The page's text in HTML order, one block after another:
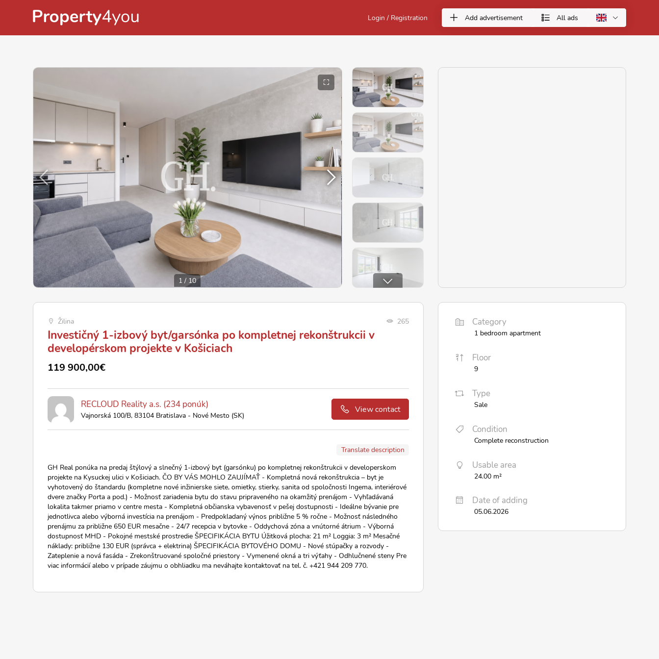
Login / Registration Add advertisement All ads
1 / 10
Žilina 265
Investičný 1-izbový byt/garsónka po kompletnej rekonštrukcii v
developérskom projekte v Košiciach
119 900,00€
RECLOUD Reality a.s. (234 ponúk)
Vajnorská 100/B, 83104 Bratislava - Nové Mesto (SK)
View contact
Translate description
GH Real ponúka na predaj štýlový a slnečný 1-izbový byt (garsónku) po kompletnej rekonštrukcii v developerskom
projekte na Kysuckej ulici v Košiciach. ČO BY VÁS MOHLO ZAUJÍMAŤ - Kompletná nová rekonštrukcia – byt je
vyhotovený do štandardu (kompletne nové inžinierske siete, omietky, stierky, sanita od spoločnosti Ingema, interiérové
dvere značky Porta a pod.) - Možnosť zariadenia bytu do stavu pripraveného na okamžitý prenájom - Vyhľadávaná
lokalita takmer priamo v centre mesta - Kompletná občianska vybavenosť v pešej dostupnosti - Ideálne bývanie pre
jednotlivca alebo výborná investícia na prenájom - Predpokladaný výnos približne 5 % ročne - Možnosť následného
prenájmu za približne 650 EUR mesačne - 24/7 recepcia v bytovke - Oddychová zóna a vnútorné átrium - Výborná
dostupnosť MHD - Pokojné mestské prostredie ŠPECIFIKÁCIA BYTU Úžitková plocha: 21 m² Loggia: 3 m² Mesačné
náklady: približne 130 EUR (správca + elektrina) ŠPECIFIKÁCIA BYTOVÉHO DOMU - Nové stúpačky a rozvody -
Zateplenie a nová fasáda - Zrekonštruované spoločné priestory - Vymenené okná a tri výťahy - Odhlučnené steny Pre
viac informácií alebo v prípade záujmu o obhliadku ma neváhajte kontaktovať na tel. č. +421 944 209 770.
Category
1 bedroom apartment
Floor
9
Type
Sale
Condition
Complete reconstruction
Usable area
24.00 m²
Date of adding
05.06.2026